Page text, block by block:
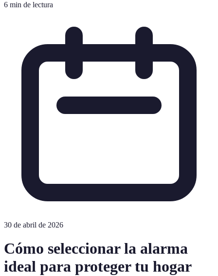
6 min de lectura
30 de abril de 2026
Cómo seleccionar la alarma
ideal para proteger tu hogar